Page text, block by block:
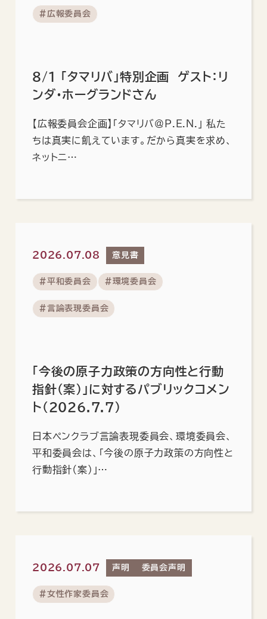
#広報委員会
8/1 「タマリバ」特別企画 ゲスト：リ
ンダ・ホーグランドさん
【広報委員会企画】「タマリバ＠P.E.N.」 私た
ちは真実に飢えています。だから真実を求め、
ネットニ…
2026.07.08 意見書
#平和委員会 #環境委員会
#言論表現委員会
「今後の原子力政策の方向性と行動
指針（案）」に対するパブリックコメン
ト（2026.7.7）
日本ペンクラブ言論表現委員会、環境委員会、
平和委員会は、「今後の原子力政策の方向性と
行動指針（案）」…
2026.07.07 声明 委員会声明
#女性作家委員会